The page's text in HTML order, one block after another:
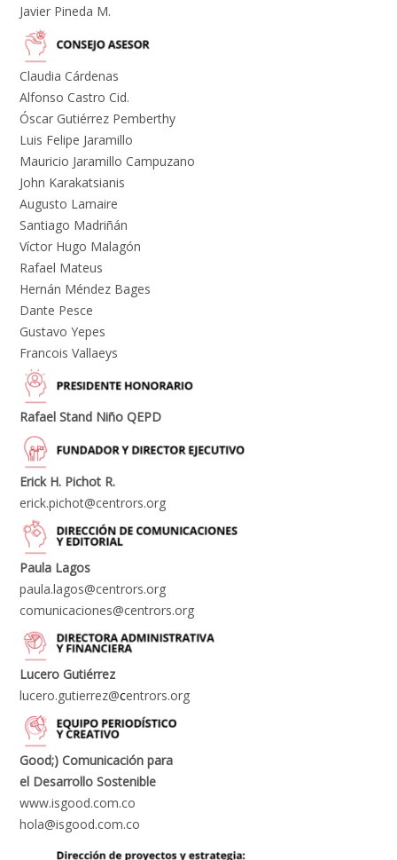
Javier Pineda M.
Claudia Cárdenas
Alfonso Castro Cid.
Óscar Gutiérrez Pemberthy
Luis Felipe Jaramillo
Mauricio Jaramillo Campuzano
John Karakatsianis
Augusto Lamaire
Santiago Madriñán
Víctor Hugo Malagón
Rafael Mateus
Hernán Méndez Bages
Dante Pesce
Gustavo Yepes
Francois Vallaeys
Rafael Stand Niño QEPD
Erick H. Pichot R.
erick.pichot@centrors.org
Paula Lagos
paula.lagos@centrors.org
comunicaciones@centrors.org
Lucero Gutiérrez
lucero.gutierrez@centrors.org
Good;) Comunicación para
el Desarrollo Sostenible
www.isgood.com.co
hola@isgood.com.co